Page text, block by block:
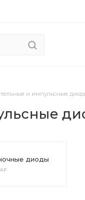
и импульсные
диоды